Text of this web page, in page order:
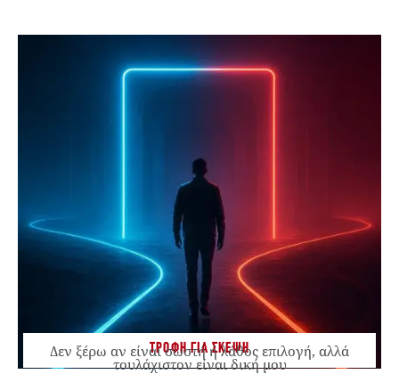
ΤΡΟΦΗ ΓΙΑ ΣΚΕΨΗ
Δεν ξέρω αν είναι σωστή ή λάθος επιλογή, αλλά
τουλάχιστον είναι δική μου